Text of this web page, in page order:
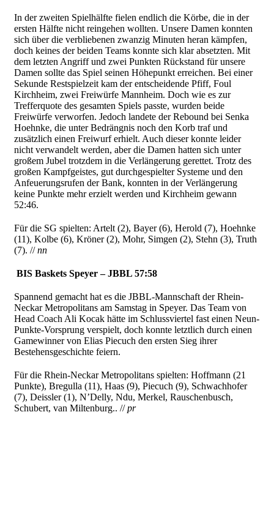
In der zweiten Spielhälfte fielen endlich die Körbe, die in der
ersten Hälfte nicht reingehen wollten. Unsere Damen konnten
sich über die verbliebenen zwanzig Minuten heran kämpfen,
doch keines der beiden Teams konnte sich klar absetzten. Mit
dem letzten Angriff und zwei Punkten Rückstand für unsere
Damen sollte das Spiel seinen Höhepunkt erreichen. Bei einer
Sekunde Restspielzeit kam der entscheidende Pfiff, Foul
Kirchheim, zwei Freiwürfe Mannheim. Doch wie es zur
Trefferquote des gesamten Spiels passte, wurden beide
Freiwürfe verworfen. Jedoch landete der Rebound bei Senka
Hoehnke, die unter Bedrängnis noch den Korb traf und
zusätzlich einen Freiwurf erhielt. Auch dieser konnte leider
nicht verwandelt werden, aber die Damen hatten sich unter
großem Jubel trotzdem in die Verlängerung gerettet. Trotz des
großen Kampfgeistes, gut durchgespielter Systeme und den
Anfeuerungsrufen der Bank, konnten in der Verlängerung
keine Punkte mehr erzielt werden und Kirchheim gewann
52:46.
Für die SG spielten: Artelt (2), Bayer (6), Herold (7), Hoehnke
(11), Kolbe (6), Kröner (2), Mohr, Simgen (2), Stehn (3), Truth
(7). //nn
BIS Baskets Speyer – JBBL 57:58
Spannend gemacht hat es die JBBL-Mannschaft der Rhein-
Neckar Metropolitans am Samstag in Speyer. Das Team von
Head Coach Ali Kocak hätte im Schlussviertel fast einen Neun-
Punkte-Vorsprung verspielt, doch konnte letztlich durch einen
Gamewinner von Elias Piecuch den ersten Sieg ihrer
Bestehensgeschichte feiern.
Für die Rhein-Neckar Metropolitans spielten: Hoffmann (21
Punkte), Bregulla (11), Haas (9), Piecuch (9), Schwachhofer
(7), Deissler (1), N’Delly, Ndu, Merkel, Rauschenbusch,
Schubert, van Miltenburg.. //pr